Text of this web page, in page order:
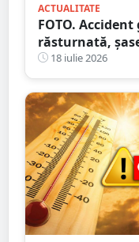
ACTUALITATE
FOTO.
răsturnată,
doi copii
18 iulie 2026